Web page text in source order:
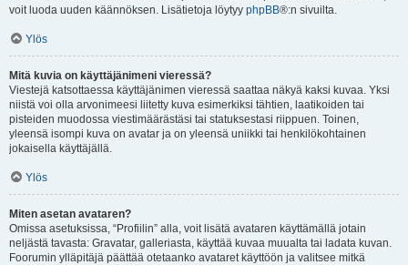
voit luoda uuden käännöksen. Lisätietoja löytyy phpBB®:n sivuilta.
Ylös
Mitä kuvia on käyttäjänimeni vieressä?
Viestejä katsottaessa käyttäjänimen vieressä saattaa näkyä kaksi kuvaa. Yksi
niistä voi olla arvonimeesi liitetty kuva esimerkiksi tähtien, laatikoiden tai
pisteiden muodossa viestimäärästäsi tai statuksestasi riippuen. Toinen,
yleensä isompi kuva on avatar ja on yleensä uniikki tai henkilökohtainen
jokaisella käyttäjällä.
Ylös
Miten asetan avataren?
Omissa asetuksissa, “Profiilin” alla, voit lisätä avataren käyttämällä jotain
neljästä tavasta: Gravatar, galleriasta, käyttää kuvaa muualta tai ladata kuvan.
Foorumin ylläpitäjä päättää otetaanko avataret käyttöön ja valitsee mitkä